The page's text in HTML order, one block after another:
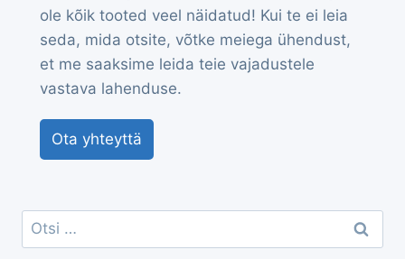
ole kõik tooted veel näidatud! Kui te ei leia
seda, mida otsite, võtke meiega ühendust,
et me saaksime leida teie vajadustele
vastava lahenduse.
Ota yhteyttä
Otsi: